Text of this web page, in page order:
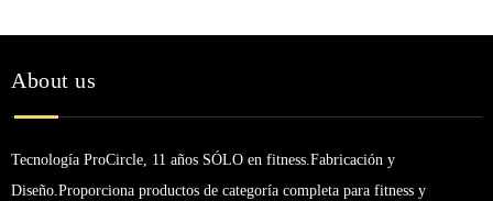
About us
Tecnología ProCircle, 11 años SÓLO en fitness.Fabricación y
Diseño.Proporciona productos de categoría completa para fitness y